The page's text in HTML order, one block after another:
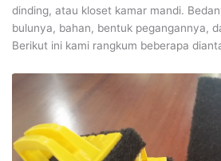
dinding, atau kloset kamar mandi.
bulunya, bahan, bentuk pegangannya,
Berikut ini kami rangkum beberapa